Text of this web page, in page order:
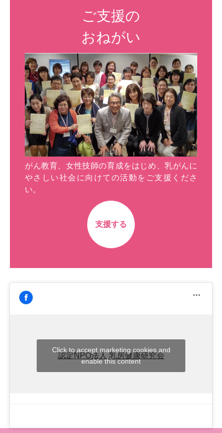
ご支援の
おねがい
がん教育、女性技師の育成をはじめ、乳がんに
やさしい社会に向けての活動をご支援くださ
い。
支援する
認定NPO法人 乳房健康研究会
Click to accept marketing cookies and
enable this content